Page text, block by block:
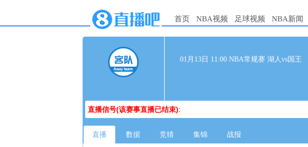
首页 NBA视频 足球视频 NBA新闻
01月13日 11:00 NBA常规赛 湖人vs国王
直播信号(该赛事直播已结束):
直播 数据 竞猜 集锦 战报